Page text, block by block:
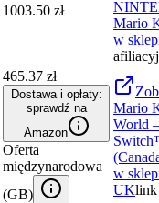
1003.50 zł
Mario
w
465.37 zł
Dostawa i opłaty:
sprawdź na
Amazon
Oferta
międzynarodowa
(GB)
Mario
World
w
UK